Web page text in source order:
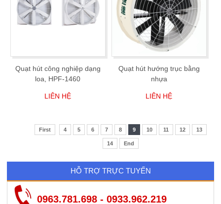
Quạt hút công nghiệp dạng
loa, HPF-1460
LIÊN HỆ
Quạt hút hướng trục bằng
nhựa
LIÊN HỆ
First 4 5 6 7 8 9 10 11 12 13
14 End
HỖ TRỢ TRỰC TUYẾN
0963.781.698 - 0933.962.219